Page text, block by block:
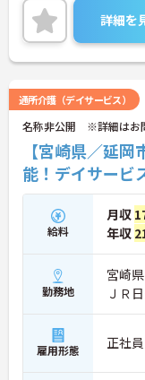
詳細を
通所介護（デイサービス）
名称非公開 ※詳細はお
【宮崎県／延
能！デイサービ
給料
月収
年収
勤務地
宮崎
ＪＲ
雇用形態 正社